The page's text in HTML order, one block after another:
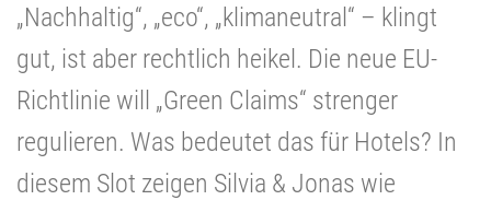
„Nachhaltig“, „eco“, „klimaneutral“ – klingt
gut, ist aber rechtlich heikel. Die neue EU-
Richtlinie will „Green Claims“ strenger
regulieren. Was bedeutet das für Hotels? In
diesem Slot zeigen Silvia & Jonas wie